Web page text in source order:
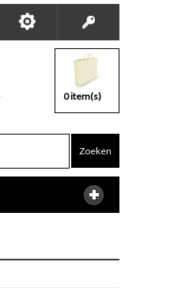
0 item(s)
Zoeken